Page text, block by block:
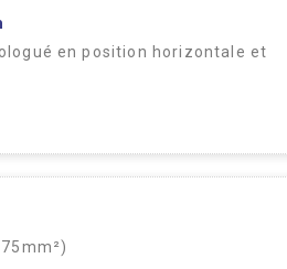
en position horizontale et